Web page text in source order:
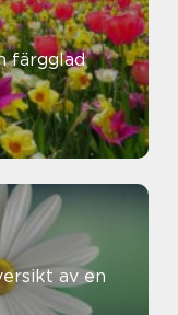
färgglad
av en